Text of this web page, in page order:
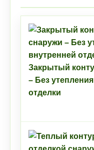
Закрытый
– Без
отделки